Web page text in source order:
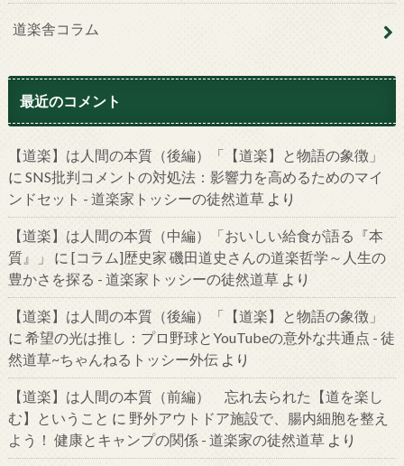
道楽舎コラム
最近のコメント
【道楽】は人間の本質（後編）「【道楽】と物語の象徴」
に SNS批判コメントの対処法：影響力を高めるためのマイ
ンドセット - 道楽家トッシーの徒然道草 より
【道楽】は人間の本質（中編）「おいしい給食が語る『本
質』」
に [コラム]歴史家 磯田道史さんの道楽哲学～人生の
豊かさを探る - 道楽家トッシーの徒然道草 より
【道楽】は人間の本質（後編）「【道楽】と物語の象徴」
に 希望の光は推し：プロ野球とYouTubeの意外な共通点 - 徒
然道草~ちゃんねるトッシー外伝より
【道楽】は人間の本質（前編） 忘れ去られた【道を楽し
む】ということ に 野外アウトドア施設で、腸内細胞を整え
よう！ 健康とキャンプの関係 - 道楽家の徒然道草 より